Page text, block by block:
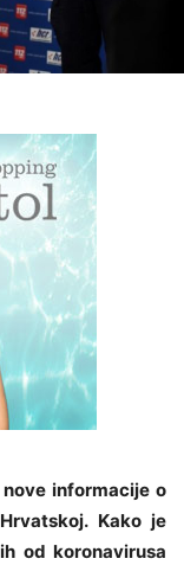
informacije o
Kako je
od koronavirusa